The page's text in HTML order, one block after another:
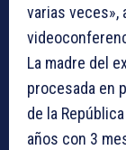
varias veces»,
La madre del
procesada en
de la
años con 3